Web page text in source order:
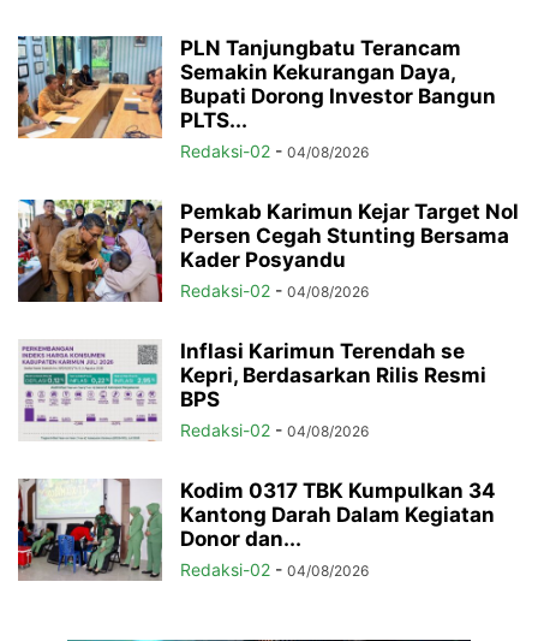
PLN Tanjungbatu Terancam
Semakin Kekurangan Daya,
Bupati Dorong Investor Bangun
PLTS...
Redaksi-02 - 04/08/2026
Pemkab Karimun Kejar Target Nol
Persen Cegah Stunting Bersama
Kader Posyandu
Redaksi-02 - 04/08/2026
Inflasi Karimun Terendah se
Kepri, Berdasarkan Rilis Resmi
BPS
Redaksi-02 - 04/08/2026
Kodim 0317 TBK Kumpulkan 34
Kantong Darah Dalam Kegiatan
Donor dan...
Redaksi-02 - 04/08/2026